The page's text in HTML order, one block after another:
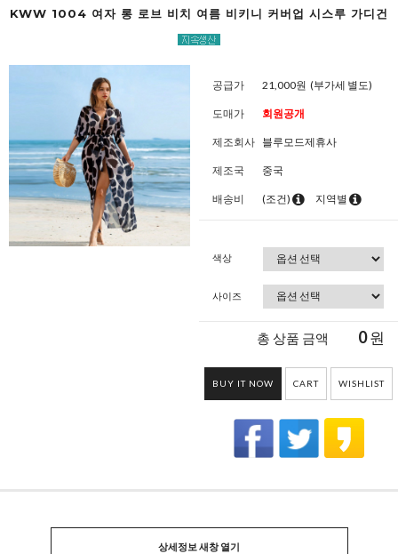
KWW 1004 여자 롱 로브 비치 여름 비키니 커버업 시스루 가디건
공급가 21,000원 (부가세 별도)
도매가 회원공개
제조회사 블루모드제휴사
제조국 중국
배송비 (조건) 지역별
색상
사이즈
총 상품 금액 0원
BUY IT NOW CART WISHLIST
상세정보 새창 열기